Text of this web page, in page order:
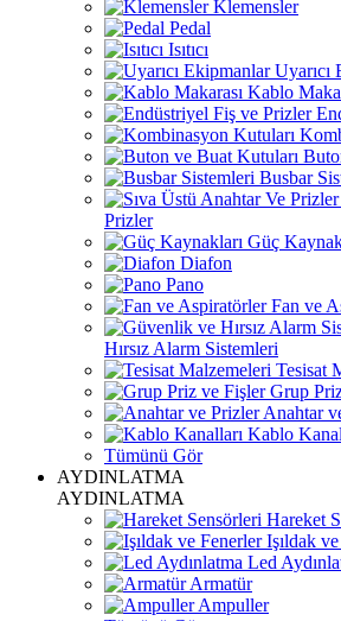
Klemensler
Pedal
Isıtıcı
Uyarıcı
Kablo
Busbar
Prizler
Güç
Diafon
Pano
Fan ve
Hırsız Alarm Sistemleri
Tesisat
Grup
Anahtar
Kablo
Tümünü Gör
AYDINLATMA
AYDINLATMA
Hareket
Işıldak
Led
Armatür
Ampuller